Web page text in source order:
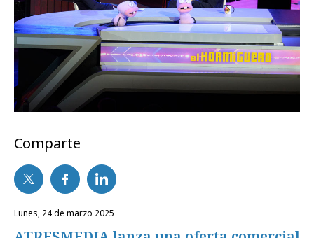
Comparte
lunes, 24 de marzo 2025